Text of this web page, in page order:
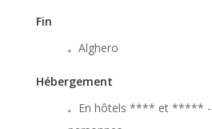
Fin
Alghero
Hébergement
En hôtels **** et ***** -